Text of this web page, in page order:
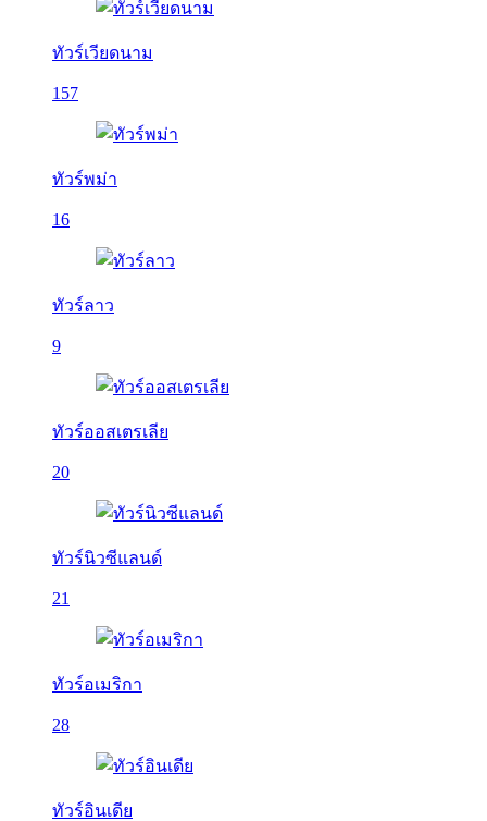
ทัวร์เวียดนาม
157
ทัวร์พม่า
16
ทัวร์ลาว
9
ทัวร์ออสเตรเลีย
20
ทัวร์นิวซีแลนด์
21
ทัวร์อเมริกา
28
ทัวร์อินเดีย